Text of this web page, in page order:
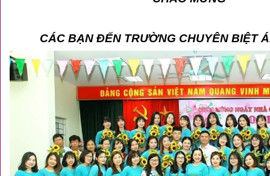
CÁC BẠN ĐẾN TRƯỜNG CHUYÊN BIỆT